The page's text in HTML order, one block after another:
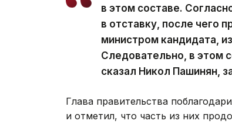
в этом составе.
в отставку, после чего
министром кандидата,
Следовательно, в этом
сказал Никол Пашинян,
Глава правительства
и отметил, что часть из них